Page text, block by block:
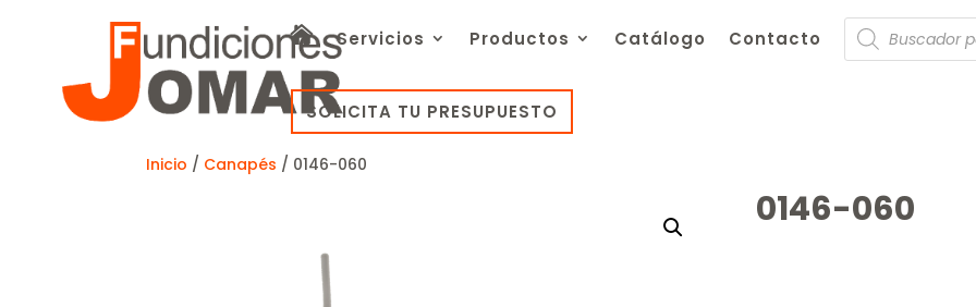
Servicios Productos Catálogo Contacto
Búsqueda
de
productos
SOLICITA TU PRESUPUESTO
Inicio / Canapés / 0146-060
0146-060